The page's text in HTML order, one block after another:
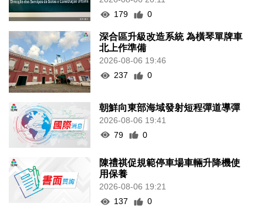
179
0
深合區升級改造系統 為橫琴單牌車
北上作準備
2026-08-06 19:46
237
0
朝鮮向東部海域發射短程彈道導彈
2026-08-06 19:41
79
0
陳禮祺促規範停車場車輛升降機使
用保養
2026-08-06 19:21
137
0